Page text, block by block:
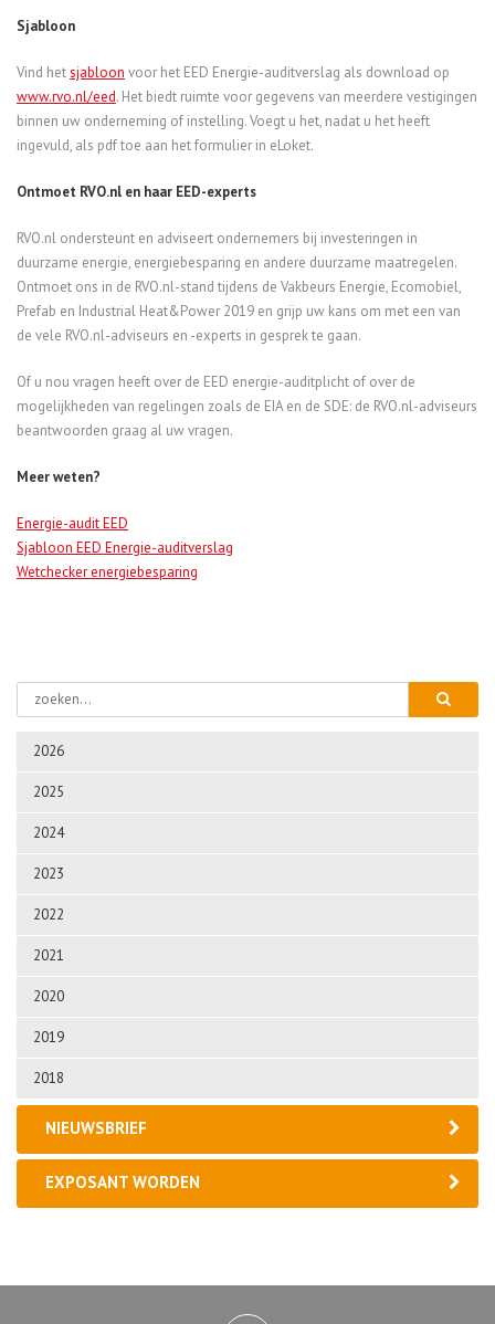
2026
2025
2024
2023
2022
2021
2020
2019
2018
NIEUWSBRIEF
EXPOSANT WORDEN
Sjabloon
Vind hetsjabloon voor het EED Energie-auditverslag als download op
www.rvo.nl/eed. Het biedt ruimte voor gegevens van meerdere vestigingen
binnen uw onderneming of instelling. Voegt u het, nadat u het heeft
ingevuld, als pdf toe aan het formulier in eLoket.
Ontmoet RVO.nl en haar EED-experts
RVO.nl ondersteunt en adviseert ondernemers bij investeringen in
duurzame energie, energiebesparing en andere duurzame maatregelen.
Ontmoet ons in de RVO.nl-stand tijdens de Vakbeurs Energie, Ecomobiel,
Prefab en Industrial Heat&Power 2019 en grijp uw kans om met een van
de vele RVO.nl-adviseurs en -experts in gesprek te gaan.
Of u nou vragen heeft over de EED energie-auditplicht of over de
mogelijkheden van regelingen zoals de EIA en de SDE: de RVO.nl-adviseurs
beantwoorden graag al uw vragen.
Meer weten?
Energie-audit EED
Sjabloon EED Energie-auditverslag
Wetchecker energiebesparing